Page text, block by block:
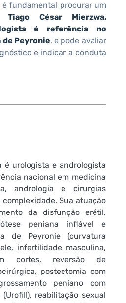
fundamental procurar um
Tiago César Mierzwa,
é referência no
de Peyronie, e pode avaliar
e indicar a conduta
é urologista e andrologista
nacional em medicina
andrologia e cirurgias
complexidade. Sua atuação
da disfunção erétil,
peniana inflável e
de Peyronie (curvatura
infertilidade masculina,
cortes, reversão de
postectomia com
peniano com
reabilitação sexual